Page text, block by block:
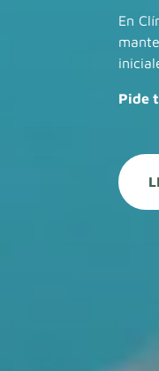
En
Pide